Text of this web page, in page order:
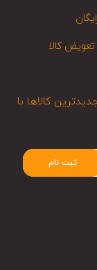
تعویض کالا
کالاها با
ثبت نام